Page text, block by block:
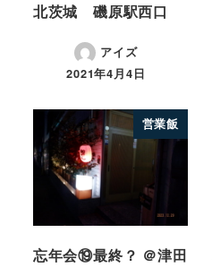
北茨城 磯原駅西口
アイズ
2021年4月4日
営業飯
忘年会⑲最終？ ＠津田